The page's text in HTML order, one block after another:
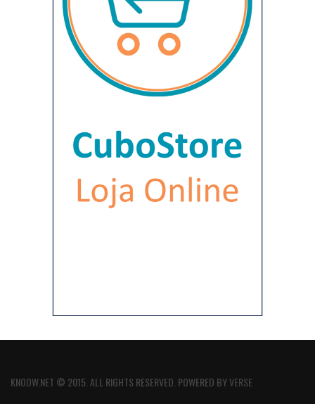
KNOOW.NET © 2015. ALL RIGHTS RESERVED. POWERED BYVERSE